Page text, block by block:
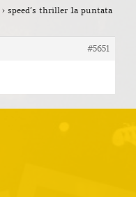
› speed’s thriller 1a puntata
#5651